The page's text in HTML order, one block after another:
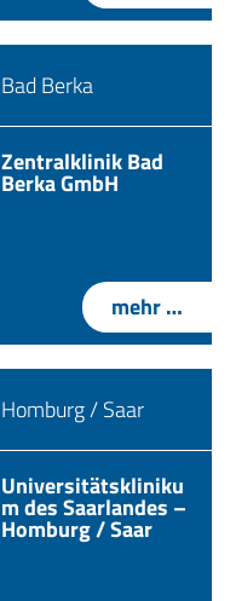
Bad Berka
Zentralklinik Bad
Berka GmbH
mehr …
Homburg / Saar
Universitätskliniku
m des Saarlandes –
Homburg / Saar